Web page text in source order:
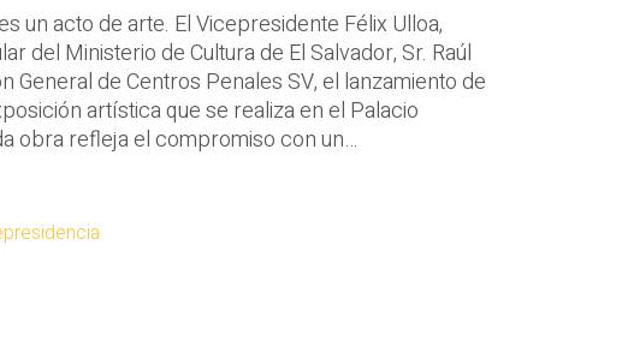
un acto de arte. El Vicepresidente Félix Ulloa,
del Ministerio de Cultura de El Salvador, Sr. Raúl
General de Centros Penales SV, el lanzamiento de
artística que se realiza en el Palacio
obra refleja el compromiso con un…